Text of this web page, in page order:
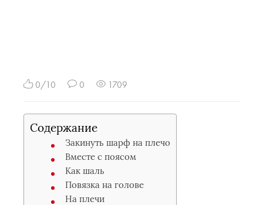
0/10 0 1709
Содержание
Закинуть шарф на плечо
Вместе с поясом
Как шаль
Повязка на голове
На плечи